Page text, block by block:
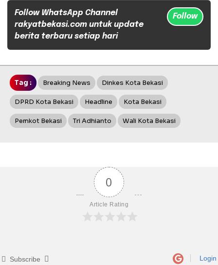
Follow WhatsApp Channel
rakyatbekasi.com untuk update
berita terbaru setiap hari
Follow
Tag : Breaking News Dinkes Kota Bekasi
DPRD Kota Bekasi Headline Kota Bekasi
Pemkot Bekasi Tri Adhianto Wali Kota Bekasi
0
Article Rating
Subscribe Login